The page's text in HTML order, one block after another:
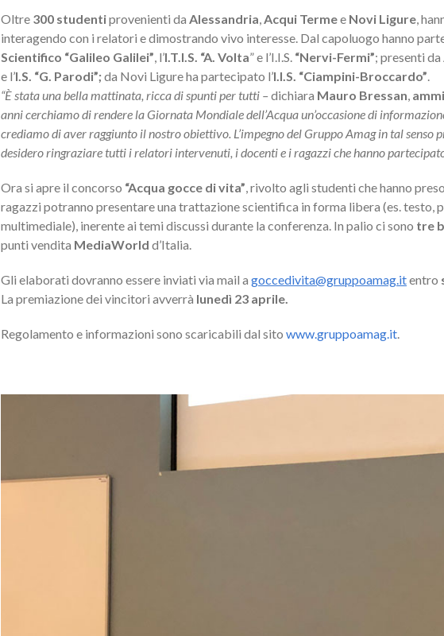
Oltre 300 studentiprovenienti da Alessandria,Acqui Termee Novi Ligure,
interagendo con i relatori e dimostrando vivo interesse. Dal capoluogo hanno
Scientifico “Galileo Galilei”, l’I.T.I.S. “A. Volta” e l’I.I.S. “Nervi-Fermi”; presenti da
e l’I.S. “G. Parodi”;da Novi Ligure ha partecipato l’I.I.S. “Ciampini-Broccardo”.
“È stata una bella mattinata, ricca di spunti per tutti – dichiara Mauro Bressan,
anni cerchiamo di rendere la Giornata Mondiale dell’Acqua un’occasione di
crediamo di aver raggiunto il nostro obiettivo. L’impegno del Gruppo Amag in tal senso
desidero ringraziare tutti i relatori intervenuti, i docenti e i ragazzi che hanno
Ora si apre il concorso “Acqua gocce di vita”, rivolto agli studenti che hanno
ragazzi potranno presentare una trattazione scientifica in forma libera (es. testo,
multimediale), inerente ai temi discussi durante la conferenza. In palio ci sono tre
punti vendita MediaWorld d’Italia.
Gli elaborati dovranno essere inviati via mail a goccedivita@gruppoamag.itentro
La premiazione dei vincitori avverrà lunedì 23 aprile.
Regolamento e informazioni sono scaricabili dal sito www.gruppoamag.it.